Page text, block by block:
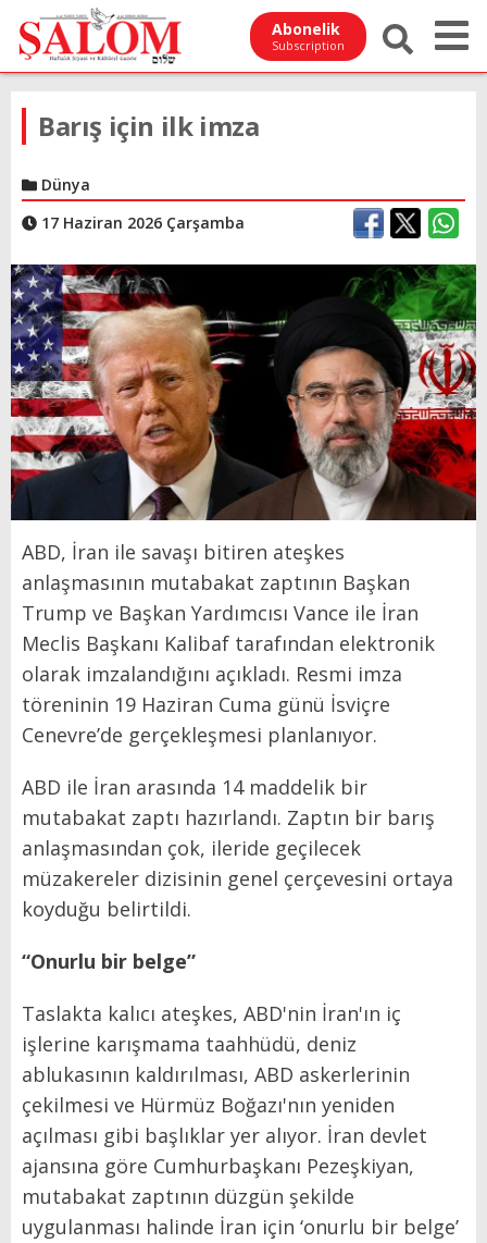
Abonelik
Subscription
Barış için ilk imza
Dünya
17 Haziran 2026 Çarşamba
ABD, İran ile savaşı bitiren ateşkes
anlaşmasının mutabakat zaptının Başkan
Trump ve Başkan Yardımcısı Vance ile İran
Meclis Başkanı Kalibaf tarafından elektronik
olarak imzalandığını açıkladı. Resmi imza
töreninin 19 Haziran Cuma günü İsviçre
Cenevre’de gerçekleşmesi planlanıyor.
ABD ile İran arasında 14 maddelik bir
mutabakat zaptı hazırlandı. Zaptın bir barış
anlaşmasından çok, ileride geçilecek
müzakereler dizisinin genel çerçevesini ortaya
koyduğu belirtildi.
“Onurlu bir belge”
Taslakta kalıcı ateşkes, ABD'nin İran'ın iç
işlerine karışmama taahhüdü, deniz
ablukasının kaldırılması, ABD askerlerinin
çekilmesi ve Hürmüz Boğazı'nın yeniden
açılması gibi başlıklar yer alıyor. İran devlet
ajansına göre Cumhurbaşkanı Pezeşkiyan,
mutabakat zaptının düzgün şekilde
uygulanması halinde İran için ‘onurlu bir belge’